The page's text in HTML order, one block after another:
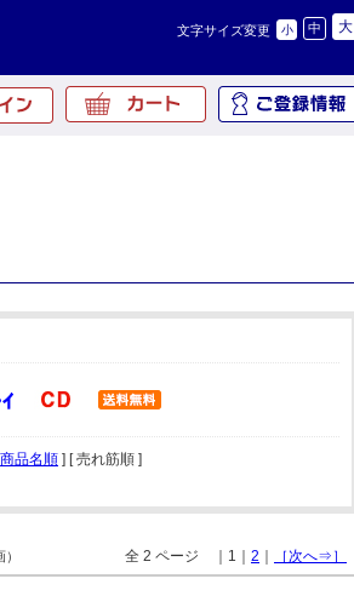
文字サイズ変更 小 中 大
商品名順 ] [ 売れ筋順 ]
全 2 ページ ｜1｜ 2 ［次へ⇒］